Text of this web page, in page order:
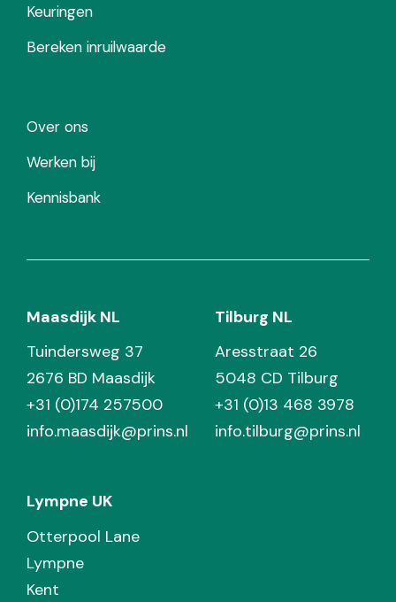
Keuringen
Bereken inruilwaarde
Over ons
Werken bij
Kennisbank
Maasdijk NL
Tuindersweg 37
2676 BD Maasdijk
+31 (0)174 257500
info.maasdijk@prins.nl
Tilburg NL
Aresstraat 26
5048 CD Tilburg
+31 (0)13 468 3978
info.tilburg@prins.nl
Lympne UK
Otterpool Lane
Lympne
Kent